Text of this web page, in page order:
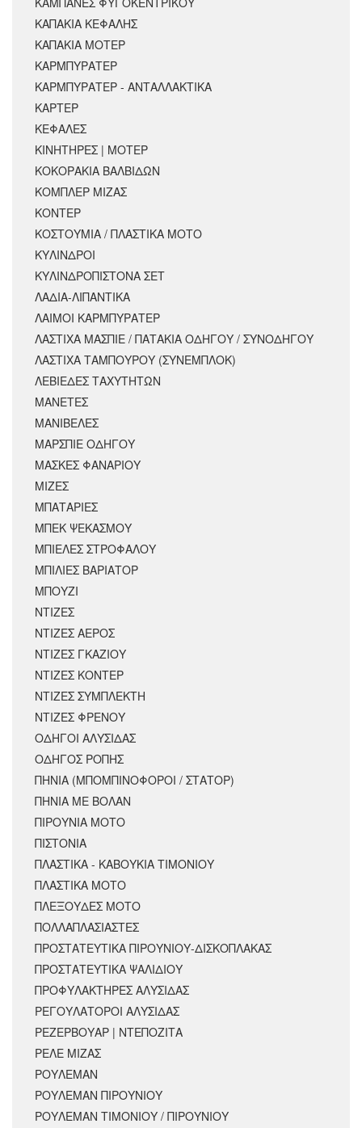
ΚΑΠΑΚΙΑ ΚΕΦΑΛΗΣ
ΚΑΠΑΚΙΑ ΜΟΤΕΡ
ΚΑΡΜΠΥΡΑΤΕΡ
ΚΑΡΜΠΥΡΑΤΕΡ - ΑΝΤΑΛΛΑΚΤΙΚΑ
ΚΑΡΤΕΡ
ΚΕΦΑΛΕΣ
ΚΙΝΗΤΗΡΕΣ | ΜΟΤΕΡ
ΚΟΚΟΡΑΚΙΑ ΒΑΛΒΙΔΩΝ
ΚΟΜΠΛΕΡ ΜΙΖΑΣ
ΚΟΝΤΕΡ
ΚΟΣΤΟΥΜΙΑ / ΠΛΑΣΤΙΚΑ ΜΟΤΟ
ΚΥΛΙΝΔΡΟΙ
ΚΥΛΙΝΔΡΟΠΙΣΤΟΝΑ ΣΕΤ
ΛΑΔΙΑ-ΛΙΠΑΝΤΙΚΑ
ΛΑΙΜΟΙ ΚΑΡΜΠΥΡΑΤΕΡ
ΛΑΣΤΙΧΑ ΜΑΣΠΙΕ / ΠΑΤΑΚΙΑ ΟΔΗΓΟΥ / ΣΥΝΟΔΗΓΟΥ
ΛΑΣΤΙΧΑ ΤΑΜΠΟΥΡΟΥ (ΣΥΝΕΜΠΛΟΚ)
ΛΕΒΙΕΔΕΣ ΤΑΧΥΤΗΤΩΝ
ΜΑΝΕΤΕΣ
ΜΑΝΙΒΕΛΕΣ
ΜΑΡΣΠΙΕ ΟΔΗΓΟΥ
ΜΑΣΚΕΣ ΦΑΝΑΡΙΟΥ
ΜΙΖΕΣ
ΜΠΑΤΑΡΙΕΣ
ΜΠΕΚ ΨΕΚΑΣΜΟΥ
ΜΠΙΕΛΕΣ ΣΤΡΟΦΑΛΟΥ
ΜΠΙΛΙΕΣ ΒΑΡΙΑΤΟΡ
ΜΠΟΥΖΙ
ΝΤΙΖΕΣ
ΝΤΙΖΕΣ ΑΕΡΟΣ
ΝΤΙΖΕΣ ΓΚΑΖΙΟΥ
ΝΤΙΖΕΣ ΚΟΝΤΕΡ
ΝΤΙΖΕΣ ΣΥΜΠΛΕΚΤΗ
ΝΤΙΖΕΣ ΦΡΕΝΟΥ
ΟΔΗΓΟΙ ΑΛΥΣΙΔΑΣ
ΟΔΗΓΟΣ ΡΟΠΗΣ
ΠΗΝΙΑ (ΜΠΟΜΠΙΝΟΦΟΡΟΙ / ΣΤΑΤΟΡ)
ΠΗΝΙΑ ΜΕ ΒΟΛΑΝ
ΠΙΡΟΥΝΙΑ ΜΟΤΟ
ΠΙΣΤΟΝΙΑ
ΠΛΑΣΤΙΚΑ - ΚΑΒΟΥΚΙΑ ΤΙΜΟΝΙΟΥ
ΠΛΑΣΤΙΚΑ ΜΟΤΟ
ΠΛΕΞΟΥΔΕΣ ΜΟΤΟ
ΠΟΛΛΑΠΛΑΣΙΑΣΤΕΣ
ΠΡΟΣΤΑΤΕΥΤΙΚΑ ΠΙΡΟΥΝΙΟΥ-ΔΙΣΚΟΠΛΑΚΑΣ
ΠΡΟΣΤΑΤΕΥΤΙΚΑ ΨΑΛΙΔΙΟΥ
ΠΡΟΦΥΛΑΚΤΗΡΕΣ ΑΛΥΣΙΔΑΣ
ΡΕΓΟΥΛΑΤΟΡΟΙ ΑΛΥΣΙΔΑΣ
ΡΕΖΕΡΒΟΥΑΡ | ΝΤΕΠΟΖΙΤΑ
ΡΕΛΕ ΜΙΖΑΣ
ΡΟΥΛΕΜΑΝ
ΡΟΥΛΕΜΑΝ ΠΙΡΟΥΝΙΟΥ
ΡΟΥΛΕΜΑΝ ΤΙΜΟΝΙΟΥ / ΠΙΡΟΥΝΙΟΥ